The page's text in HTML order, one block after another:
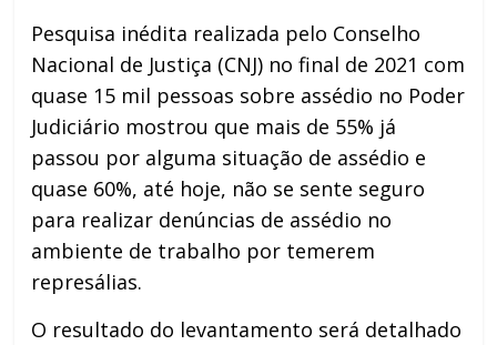
Pesquisa inédita realizada pelo Conselho
Nacional de Justiça (CNJ) no final de 2021 com
quase 15 mil pessoas sobre assédio no Poder
Judiciário mostrou que mais de 55% já
passou por alguma situação de assédio e
quase 60%, até hoje, não se sente seguro
para realizar denúncias de assédio no
ambiente de trabalho por temerem
represálias.
O resultado do levantamento será detalhado